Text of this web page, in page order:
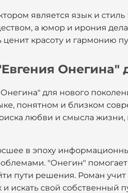
является язык и
а юмор и ирония
красоту и гармонию
Онегина"
для нового
понятном и близком
любви и смысла
в эпоху
"Онегин"
пути решения. Роман
искать свой собственный